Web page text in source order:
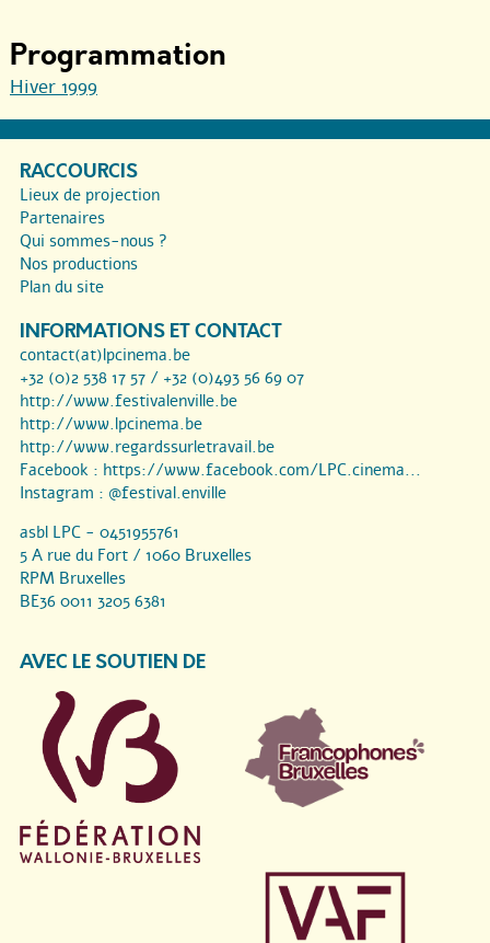
Programmation
Hiver 1999
RACCOURCIS
Lieux de projection
Partenaires
Qui sommes-nous ?
Nos productions
Plan du site
INFORMATIONS ET CONTACT
contact(at)lpcinema.be
+32 (0)2 538 17 57 / +32 (0)493 56 69 07
http://www.festivalenville.be
http://www.lpcinema.be
http://www.regardssurletravail.be
Facebook : https://www.facebook.com/LPC.cinema...
Instagram : @festival.enville
asbl LPC - 0451955761
5 A rue du Fort / 1060 Bruxelles
RPM Bruxelles
BE36 0011 3205 6381
AVEC LE SOUTIEN DE